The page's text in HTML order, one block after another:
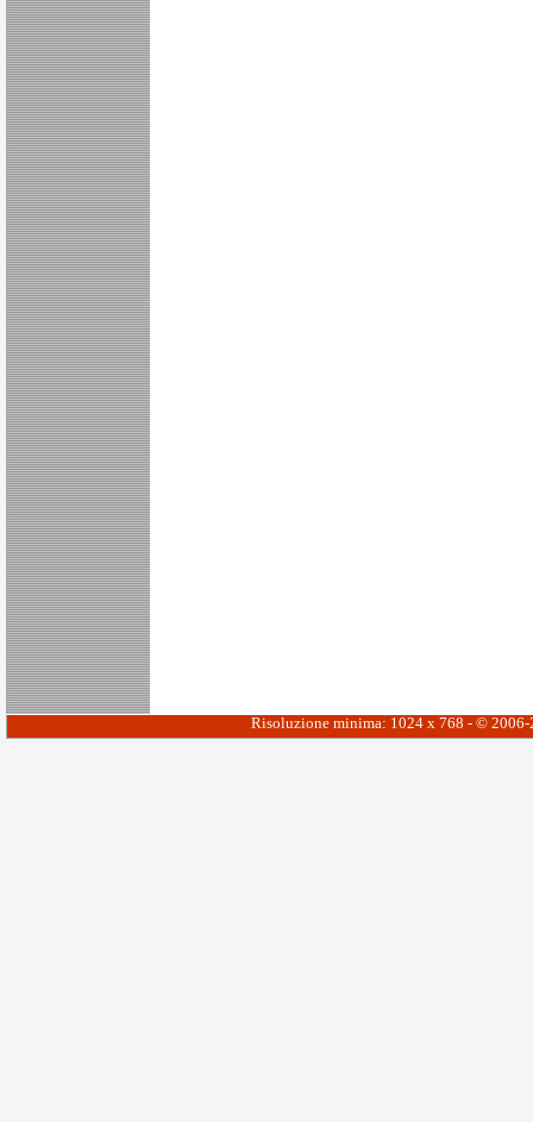
Risoluzione minima: 1024 x 768 - ©